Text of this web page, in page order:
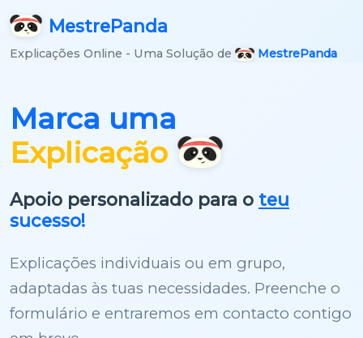
MestrePanda
Explicações Online - Uma Solução de MestrePanda
Marca uma
Explicação
Apoio personalizado para o teu
sucesso!
Explicações individuais ou em grupo,
adaptadas às tuas necessidades. Preenche o
formulário e entraremos em contacto contigo